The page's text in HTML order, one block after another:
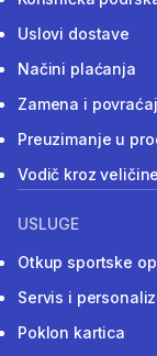
Uslovi dostave
Načini plaćanja
Zamena i povraćaj
Preuzimanje u
Vodič kroz veličine
USLUGE
Otkup sportske
Servis i
Poklon kartica